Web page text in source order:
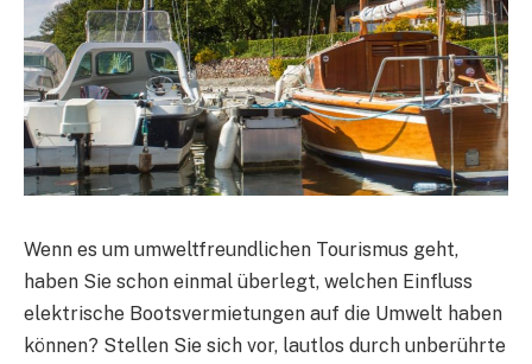
Wenn es um umweltfreundlichen Tourismus geht,
haben Sie schon einmal überlegt, welchen Einfluss
elektrische Bootsvermietungen auf die Umwelt haben
können? Stellen Sie sich vor, lautlos durch unberührte